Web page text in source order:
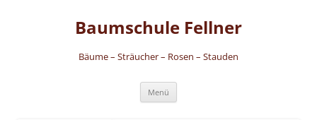
Baumschule Fellner
Bäume – Sträucher – Rosen – Stauden
Menü